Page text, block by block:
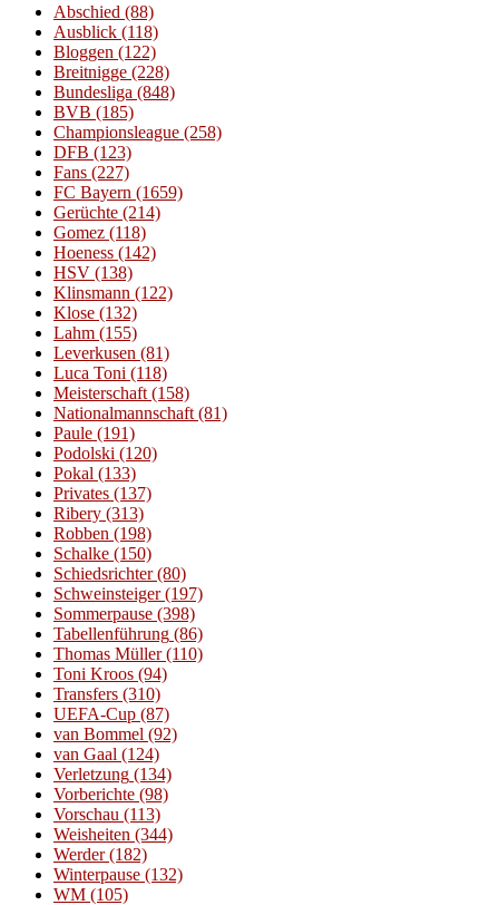
Abschied (88)
Ausblick (118)
Bloggen (122)
Breitnigge (228)
Bundesliga (848)
BVB (185)
Championsleague (258)
DFB (123)
Fans (227)
FC Bayern (1659)
Gerüchte (214)
Gomez (118)
Hoeness (142)
HSV (138)
Klinsmann (122)
Klose (132)
Lahm (155)
Leverkusen (81)
Luca Toni (118)
Meisterschaft (158)
Nationalmannschaft (81)
Paule (191)
Podolski (120)
Pokal (133)
Privates (137)
Ribery (313)
Robben (198)
Schalke (150)
Schiedsrichter(80)
Schweinsteiger(197)
Sommerpause (398)
Tabellenführung (86)
Thomas Müller(110)
Toni Kroos (94)
Transfers (310)
UEFA-Cup (87)
van Bommel (92)
van Gaal (124)
Verletzung (134)
Vorberichte (98)
Vorschau (113)
Weisheiten (344)
Werder(182)
Winterpause (132)
WM (105)